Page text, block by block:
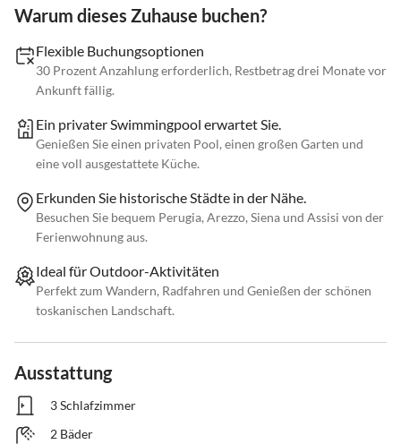
Warum dieses Zuhause buchen?
Flexible Buchungsoptionen
30 Prozent Anzahlung erforderlich, Restbetrag drei Monate vor
Ankunft fällig.
Ein privater Swimmingpool erwartet Sie.
Genießen Sie einen privaten Pool, einen großen Garten und
eine voll ausgestattete Küche.
Erkunden Sie historische Städte in der Nähe.
Besuchen Sie bequem Perugia, Arezzo, Siena und Assisi von der
Ferienwohnung aus.
Ideal für Outdoor-Aktivitäten
Perfekt zum Wandern, Radfahren und Genießen der schönen
toskanischen Landschaft.
Ausstattung
3 Schlafzimmer
2 Bäder